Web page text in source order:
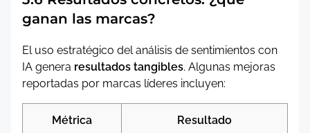
ganan las marcas?
El uso estratégico del análisis de sentimientos con
IA genera resultados tangibles. Algunas mejoras
reportadas por marcas líderes incluyen:
Métrica Resultado